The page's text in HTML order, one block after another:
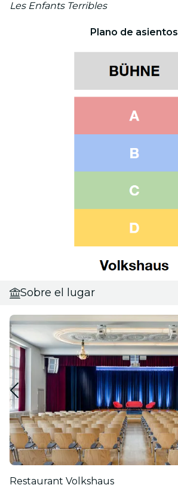
Les Enfants Terribles
Plano de asientos
Sobre el lugar
Restaurant Volkshaus